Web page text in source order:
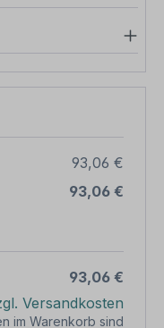
93,06 €
93,06 €
93,06 €
Versandkosten
im Warenkorb sind